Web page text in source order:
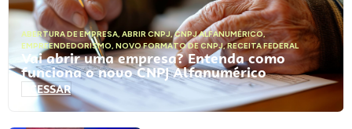
ABERTURA DE EMPRESA, ABRIR CNPJ,CNPJ ALFANUMÉRICO,
EMPREENDEDORISMO, NOVO FORMATO DE CNPJ,RECEITA FEDERAL
Vai abrir uma empresa? Entenda como
funciona o novo CNPJ Alfanumérico
ACESSAR